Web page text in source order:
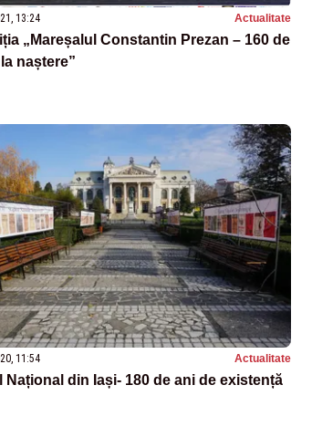
13:24 Actualitate
„Mareșalul Constantin Prezan – 160 de
naștere”
11:54 Actualitate
Național din Iași- 180 de ani de existență